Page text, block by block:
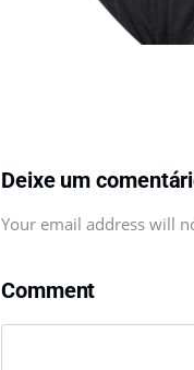
Deixe um
Your email address will
Comment